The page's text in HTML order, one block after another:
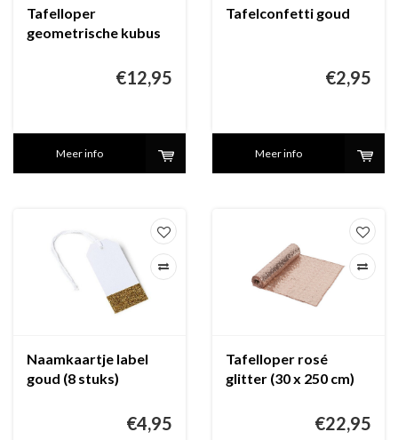
Tafelloper
geometrische kubus
€12,95
Meer info
Tafelconfetti goud
€2,95
Meer info
Naamkaartje label
goud (8 stuks)
€4,95
Tafelloper rosé
glitter (30 x 250 cm)
€22,95